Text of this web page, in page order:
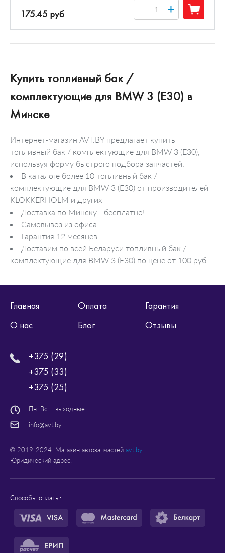
175.45 руб +
Купить топливный бак /
комплектующие для BMW 3 (E30) в
Минске
Интернет-магазин AVT.BY предлагает купить
топливный бак / комплектующие для BMW 3 (E30),
используя форму быстрого подбора запчастей.
В каталоге более 10 топливный бак /
комплектующие для BMW 3 (E30) от производителей
KLOKKERHOLM и других
Доставка по Минску - бесплатно!
Самовывоз из офиса
Гарантия 12 месяцев
Доставим по всей Беларуси топливный бак /
комплектующие для BMW 3 (E30) по цене от 100 руб.
Главная Оплата
Гарантия
О нас
Блог Отзывы
+375 (29)
+375 (33)
+375 (25)
Пн. Вс. - выходные
info@avt.by
© 2019-2024. Магазин автозапчастей avt.by
Юридический адрес:
Способы оплаты: